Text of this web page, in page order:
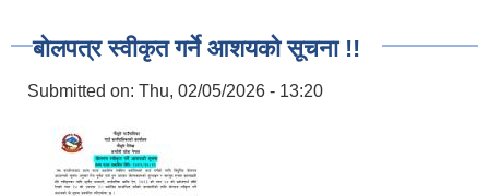
बोलपत्र स्वीकृत गर्ने आशयको सूचना !!
Submitted on: Thu, 02/05/2026 - 13:20